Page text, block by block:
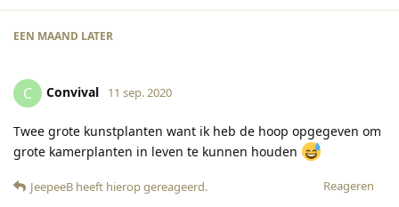
EEN MAAND LATER
C Convival 11 sep. 2020
Twee grote kunstplanten want ik heb de hoop opgegeven om
grote kamerplanten in leven te kunnen houden
Reageren
JeepeeB heeft hierop gereageerd.